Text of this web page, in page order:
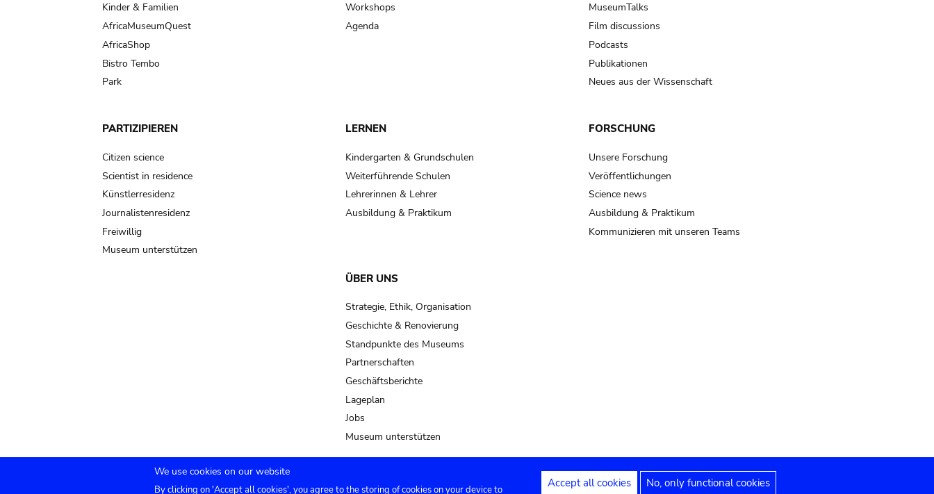
Kinder & Familien
AfricaMuseumQuest
AfricaShop
Bistro Tembo
Park
Workshops
Agenda
MuseumTalks
Film discussions
Podcasts
Publikationen
Neues aus der Wissenschaft
PARTIZIPIEREN
Citizen science
Scientist in residence
Künstlerresidenz
Journalistenresidenz
Freiwillig
Museum unterstützen
LERNEN
Kindergarten & Grundschulen
Weiterführende Schulen
Lehrerinnen & Lehrer
Ausbildung & Praktikum
FORSCHUNG
Unsere Forschung
Veröffentlichungen
Science news
Ausbildung & Praktikum
Kommunizieren mit unseren Teams
ÜBER UNS
Strategie, Ethik, Organisation
Geschichte & Renovierung
Standpunkte des Museums
Partnerschaften
Geschäftsberichte
Lageplan
Jobs
Museum unterstützen
We use cookies on our website
By clicking on 'Accept all cookies', you agree to the storing of cookies on your device to Accept all cookies No, only functional cookies